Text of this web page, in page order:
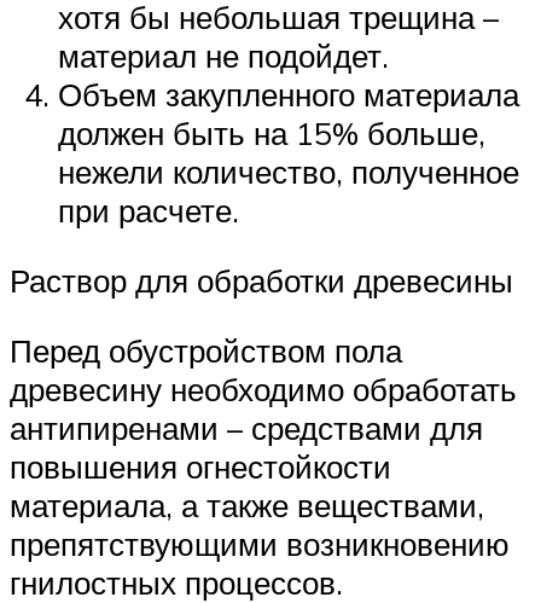
хотя бы небольшая трещина –
материал не подойдет.
Объем закупленного материала
должен быть на 15% больше,
нежели количество, полученное
при расчете.
Раствор для обработки древесины
Перед обустройством пола
древесину необходимо обработать
антипиренами – средствами для
повышения огнестойкости
материала, а также веществами,
препятствующими возникновению
гнилостных процессов.